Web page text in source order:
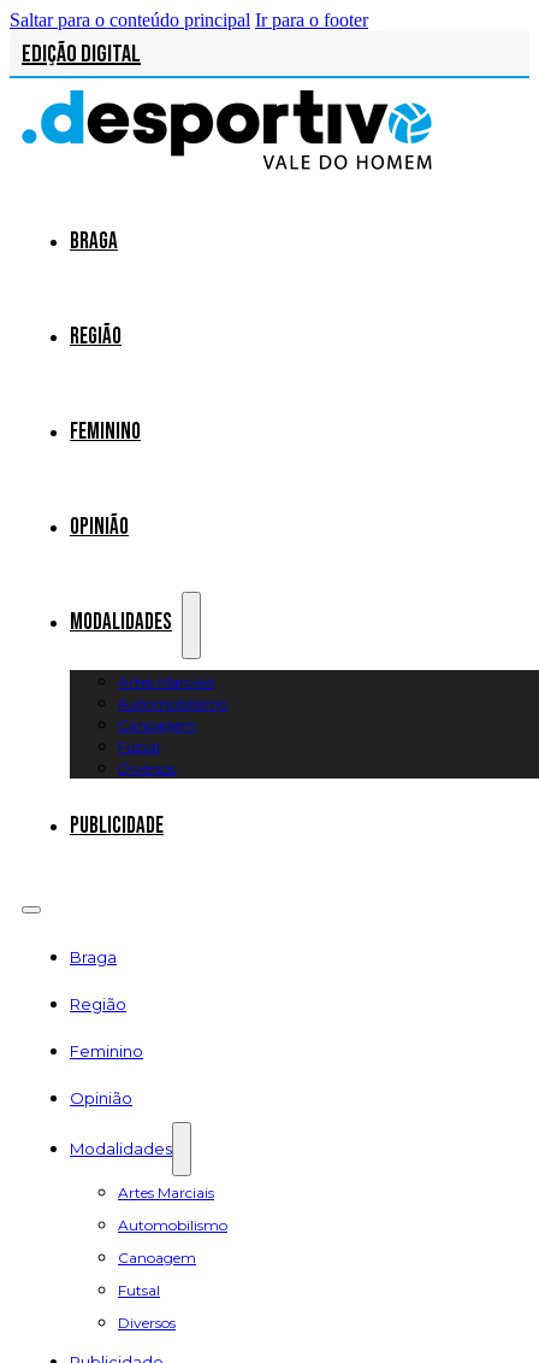
Saltar para o conteúdo principal Ir para o footer
Edição Digital
Braga
Região
Feminino
Opinião
Modalidades
Artes Marciais
Automobilismo
Canoagem
Futsal
Diversos
Publicidade
Braga
Região
Feminino
Opinião
Modalidades
Artes Marciais
Automobilismo
Canoagem
Futsal
Diversos